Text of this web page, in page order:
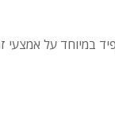
במיוחד על אמצעי